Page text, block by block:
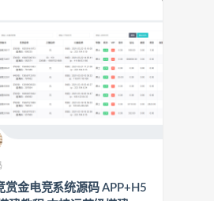
金电竞系统源码 APP+H5